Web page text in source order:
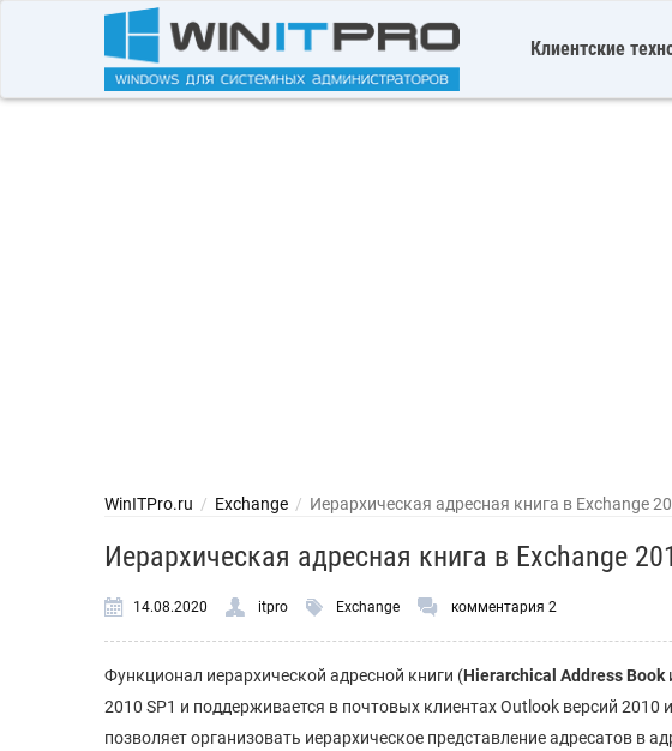
Клиентские
WinITPro.ru / Exchange / Иерархическая адресная книга в Exchange
Иерархическая адресная книга в Exchange
14.08.2020 itpro Exchange комментария 2
Функционал иерархической адресной книги (Hierarchical Address Book
2010 SP1 и поддерживается в почтовых клиентах Outlook версий 2010
позволяет организовать иерархическое представление адресатов в